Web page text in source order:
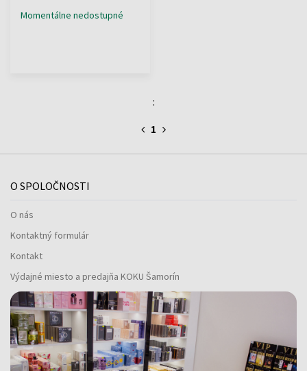
Momentálne nedostupné
:
1
O SPOLOČNOSTI
O nás
Kontaktný formulár
Kontakt
Výdajné miesto a predajňa KOKU Šamorín